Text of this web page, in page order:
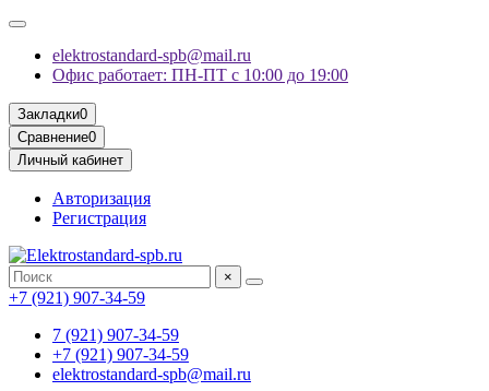
elektrostandard-spb@mail.ru
Офис работает: ПН-ПТ с 10:00 до 19:00
Закладки0
Сравнение0
Личный кабинет
Авторизация
Регистрация
×
+7 (921) 907-34-59
7 (921) 907-34-59
+7 (921) 907-34-59
elektrostandard-spb@mail.ru